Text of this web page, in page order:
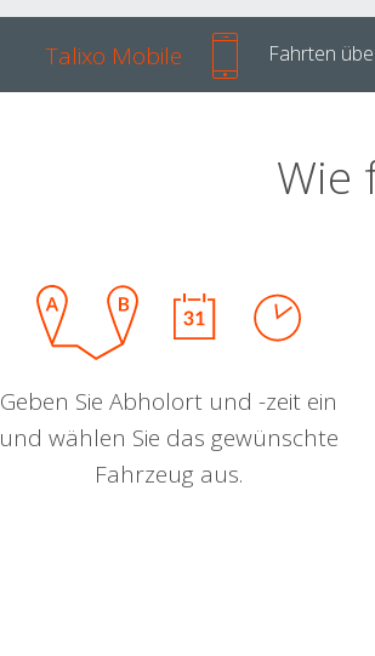
Talixo Mobile Fahrten
Wie
Geben Sie Abholort und -zeit ein
und wählen Sie das gewünschte
Fahrzeug aus.